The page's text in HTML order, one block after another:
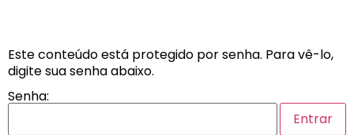
Este conteúdo está protegido por senha. Para vê-lo,
digite sua senha abaixo.
Senha: